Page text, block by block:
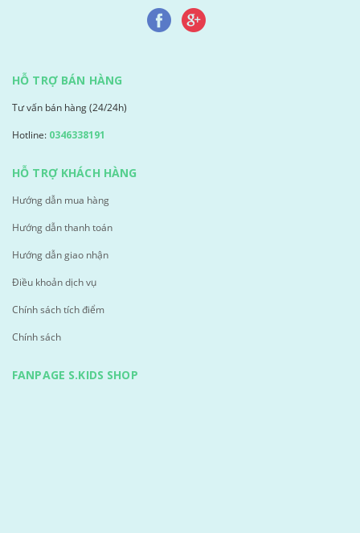
HỖ TRỢ BÁN HÀNG
Tư vấn bán hàng (24/24h)
Hotline: 0346338191
HỖ TRỢ KHÁCH HÀNG
Hướng dẫn mua hàng
Hướng dẫn thanh toán
Hướng dẫn giao nhận
Điều khoản dịch vụ
Chính sách tích điểm
Chính sách
FANPAGE S.KIDS SHOP